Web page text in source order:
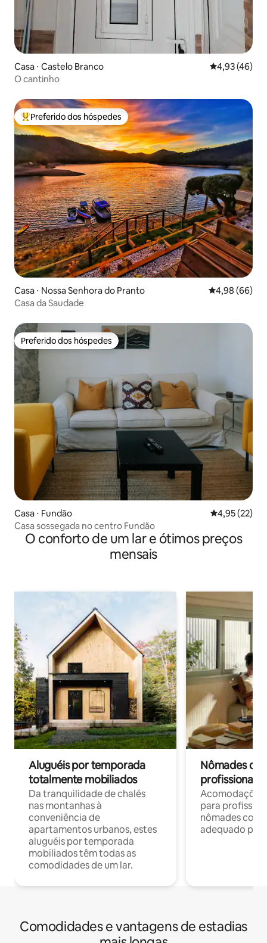
Casa ⋅ Castelo Branco 4,93 de uma
4,93 (46)
O cantinho
Entre os melhores preferidos dos hóspedes
Preferido dos hóspedes
Casa ⋅ Nossa Senhora do Pranto 4,98 de uma
4,98 (66)
Casa da Saudade
Preferido dos hóspedes
Preferido dos hóspedes
Casa ⋅ Fundão 4,95 de uma
4,95 (22)
Casa sossegada no centro Fundão
O conforto de um lar e ótimos preços
mensais
Aluguéis por temporada
totalmente mobiliados
Da tranquilidade de chalés
nas montanhas à
conveniência de
apartamentos urbanos, estes
aluguéis por temporada
mobiliados têm todas as
comodidades de um lar.
Nômades
profissionais
para
nômades com
adequado
Comodidades e vantagens de estadias